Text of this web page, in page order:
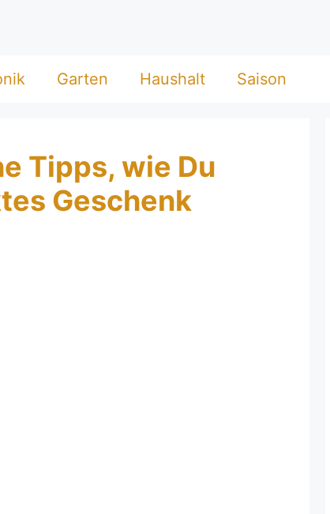
Garten Haushalt Saison
Tipps, wie Du
Geschenk